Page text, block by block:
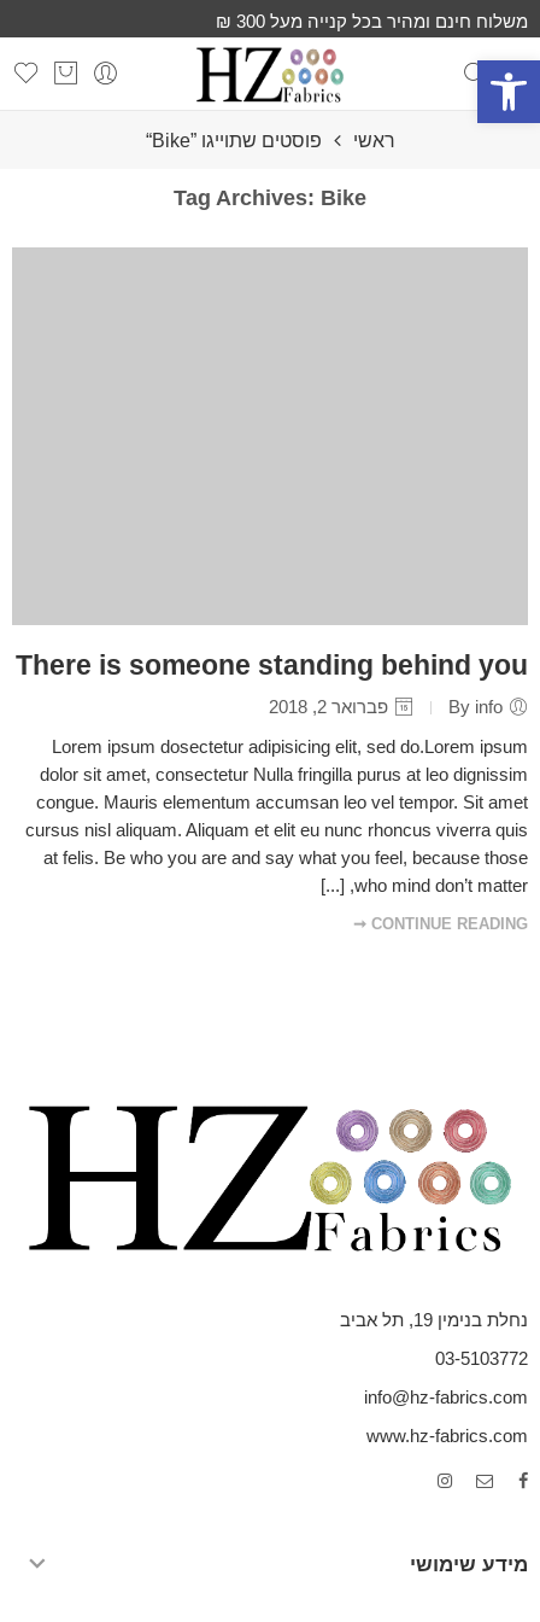
פתח סרגל נגישות
משלוח חינם ומהיר בכל קנייה מעל 300 ₪
ראשי פוסטים שתוייגו ”Bike“
Tag Archives: Bike
There is someone standing behind you
פברואר 2, 2018
Lorem ipsum dosectetur adipisicing elit, sed do.Lorem ipsum
dolor sit amet, consectetur Nulla fringilla purus at leo dignissim
congue. Mauris elementum accumsan leo vel tempor. Sit amet
cursus nisl aliquam. Aliquam et elit eu nunc rhoncus viverra quis
at felis. Be who you are and say what you feel, because those
who mind don’t matter, [...]
CONTINUE READING ➞
נחלת בנימין 19, תל אביב
03-5103772
info@hz-fabrics.com
www.hz-fabrics.com
מידע שימושי